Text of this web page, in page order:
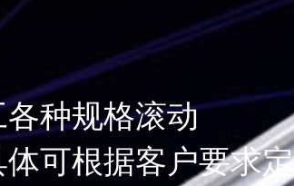
种规格滚动
可根据客户要求